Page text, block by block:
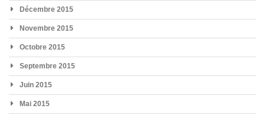
Décembre 2015
Novembre 2015
Octobre 2015
Septembre 2015
Juin 2015
Mai 2015